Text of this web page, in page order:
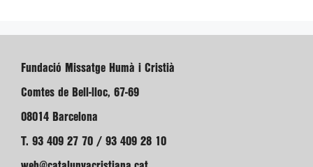
Fundació Missatge Humà i Cristià
Comtes de Bell-lloc, 67-69
08014 Barcelona
T. 93 409 27 70 / 93 409 28 10